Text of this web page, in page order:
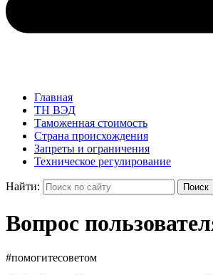
Главная
ТН ВЭД
Таможенная стоимость
Страна происхождения
Запреты и ограничения
Техническое регулирование
Найти: Поиск
Вопрос
#помогитесоветом